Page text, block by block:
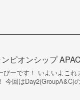
ピオンシップ
びーです！ いよいよこ
今回はDay2(GroupA&C)